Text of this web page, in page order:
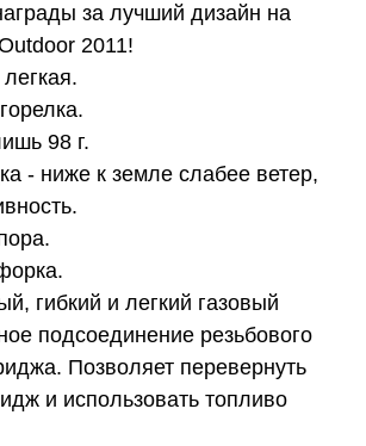
за лучший дизайн на
2011!
98 г.
- ниже к земле слабее ветер,
гибкий и легкий газовый
подсоединение резьбового
Позволяет перевернуть
и использовать топливо